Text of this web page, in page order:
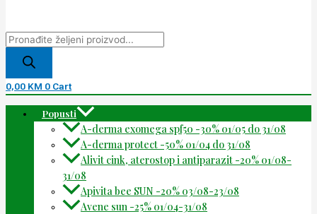
0,00 KM 0 Cart
Popusti
A-derma exomega spf50 -30% 01/05 do 31/08
A-derma protect -50% 01/04 do 31/08
Alivit cink, aterostop i antiparazit -20% 01/08-
31/08
Apivita bee SUN -20% 03/08-23/08
Avene sun -25% 01/04-31/08